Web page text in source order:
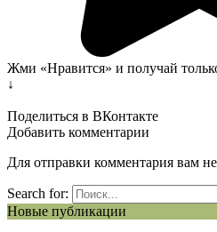
Жми «Нравится» и получай
↓
Поделиться в ВКонтакте
Добавить комментарии
Для отправки комментария вам
Search for:
Новые публикации